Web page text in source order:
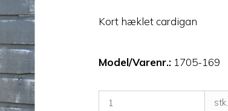
Kort hæklet cardigan
Model/Varenr.: 1705-169
stk.